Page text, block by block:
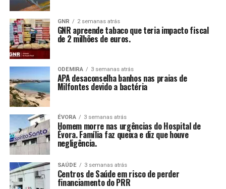
GNR 2 semanas atrás
GNR apreende tabaco que teria impacto fiscal
de 2 milhões de euros.
ODEMIRA 3 semanas atrás
APA desaconselha banhos nas praias de
Milfontes devido a bactéria
ÉVORA 3 semanas atrás
Homem morre nas urgências do Hospital de
Évora. Família faz queixa e diz que houve
negligência.
SAÚDE 3 semanas atrás
Centros de Saúde em risco de perder
financiamento do PRR